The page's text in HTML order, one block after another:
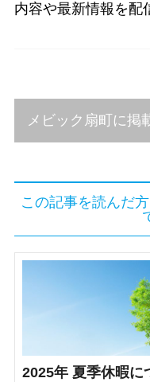
内容や最新情報を配
メビック扇町に掲
この記事を読んだ
2025年 夏季休暇に